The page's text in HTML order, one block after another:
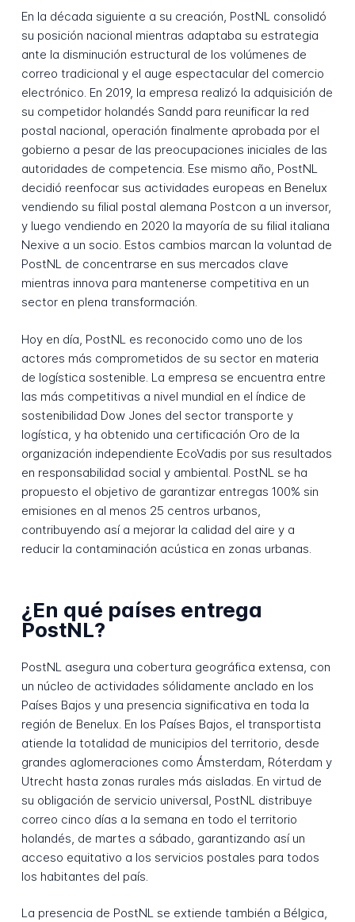
En la década siguiente a su creación, PostNL consolidó
su posición nacional mientras adaptaba su estrategia
ante la disminución estructural de los volúmenes de
correo tradicional y el auge espectacular del comercio
electrónico. En 2019, la empresa realizó la adquisición de
su competidor holandés Sandd para reunificar la red
postal nacional, operación finalmente aprobada por el
gobierno a pesar de las preocupaciones iniciales de las
autoridades de competencia. Ese mismo año, PostNL
decidió reenfocar sus actividades europeas en Benelux
vendiendo su filial postal alemana Postcon a un inversor,
y luego vendiendo en 2020 la mayoría de su filial italiana
Nexive a un socio. Estos cambios marcan la voluntad de
PostNL de concentrarse en sus mercados clave
mientras innova para mantenerse competitiva en un
sector en plena transformación.
Hoy en día, PostNL es reconocido como uno de los
actores más comprometidos de su sector en materia
de logística sostenible. La empresa se encuentra entre
las más competitivas a nivel mundial en el índice de
sostenibilidad Dow Jones del sector transporte y
logística, y ha obtenido una certificación Oro de la
organización independiente EcoVadis por sus resultados
en responsabilidad social y ambiental. PostNL se ha
propuesto el objetivo de garantizar entregas 100% sin
emisiones en al menos 25 centros urbanos,
contribuyendo así a mejorar la calidad del aire y a
reducir la contaminación acústica en zonas urbanas.
¿En qué países entrega
PostNL?
PostNL asegura una cobertura geográfica extensa, con
un núcleo de actividades sólidamente anclado en los
Países Bajos y una presencia significativa en toda la
región de Benelux. En los Países Bajos, el transportista
atiende la totalidad de municipios del territorio, desde
grandes aglomeraciones como Ámsterdam, Róterdam y
Utrecht hasta zonas rurales más aisladas. En virtud de
su obligación de servicio universal, PostNL distribuye
correo cinco días a la semana en todo el territorio
holandés, de martes a sábado, garantizando así un
acceso equitativo a los servicios postales para todos
los habitantes del país.
La presencia de PostNL se extiende también a Bélgica,